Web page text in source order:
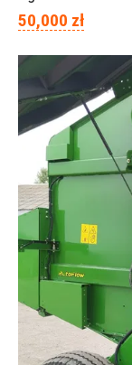
50,000 zł